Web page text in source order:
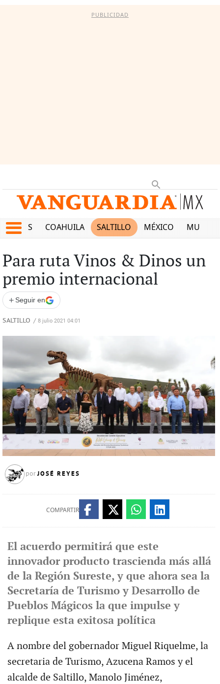
PUBLICIDAD
JUEGOS COAHUILA SALTILLO MÉXICO MUNDO
Para ruta Vinos & Dinos un
premio internacional
+ Seguir en
SALTILLO / 8 julio 2021 04:01
porJOSÉ REYES
COMPARTIR
El acuerdo permitirá que este
innovador producto trascienda más allá
de la Región Sureste, y que ahora sea la
Secretaría de Turismo y Desarrollo de
Pueblos Mágicos la que impulse y
replique esta exitosa política
A nombre del gobernador Miguel Riquelme, la
secretaria de Turismo, Azucena Ramos y el
alcalde de Saltillo, Manolo Jiménez,